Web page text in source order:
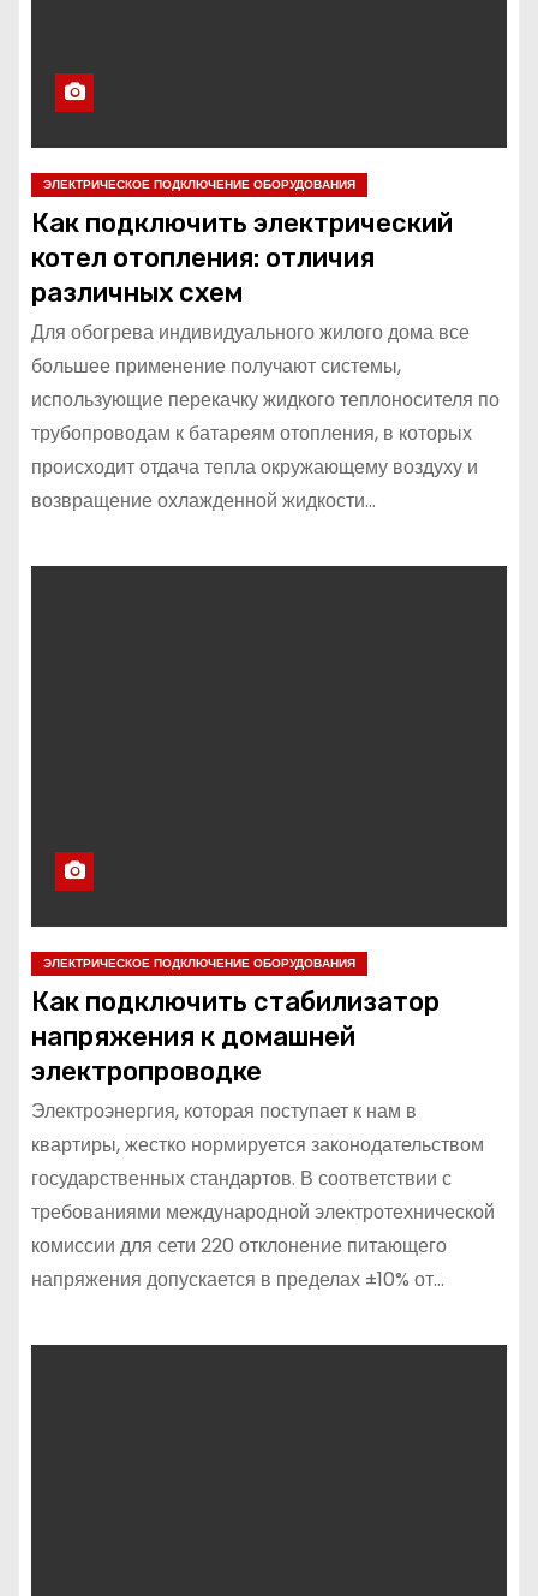
ЭЛЕКТРИЧЕСКОЕ ПОДКЛЮЧЕНИЕ ОБОРУДОВАНИЯ
Как подключить электрический
котел отопления: отличия
различных схем
Для обогрева индивидуального жилого дома все
большее применение получают системы,
использующие перекачку жидкого теплоносителя по
трубопроводам к батареям отопления, в которых
происходит отдача тепла окружающему воздуху и
возвращение охлажденной жидкости…
ЭЛЕКТРИЧЕСКОЕ ПОДКЛЮЧЕНИЕ ОБОРУДОВАНИЯ
Как подключить стабилизатор
напряжения к домашней
электропроводке
Электроэнергия, которая поступает к нам в
квартиры, жестко нормируется законодательством
государственных стандартов. В соответствии с
требованиями международной электротехнической
комиссии для сети 220 отклонение питающего
напряжения допускается в пределах ±10% от…